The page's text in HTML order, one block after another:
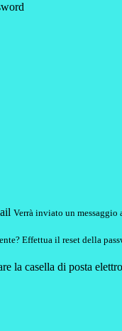
Verrà inviato un
Effettua il reset della
la casella di posta